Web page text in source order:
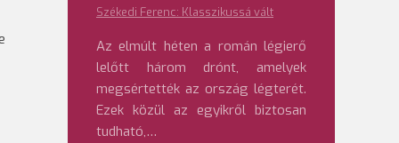
Székedi Ferenc: Klasszikussá vált
Az elmúlt héten a román légierő
lelőtt három drónt, amelyek
megsértették az ország légterét.
Ezek közül az egyikről biztosan
tudható,…